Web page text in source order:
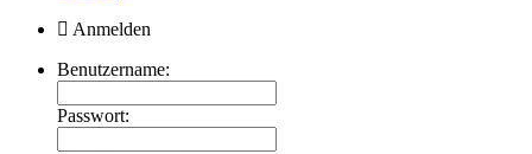
Anmelden
Benutzername:
Passwort: